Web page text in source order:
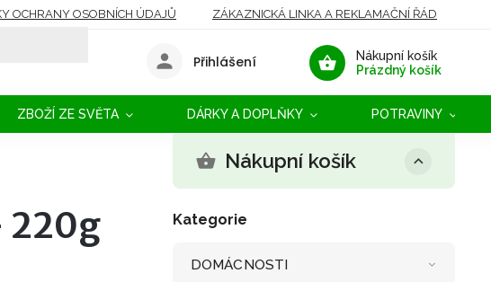
OCHRANY OSOBNÍCH ÚDAJŮ ZÁKAZNICKÁ LINKA A REKLAMAČNÍ ŘÁD
Nákupní košík
Prázdný košík
Přihlášení
ZBOŽÍ ZE SVĚTA DÁRKY A DOPLŇKY POTRAVINY
Nákupní košík
Kategorie
DOMÁCNOSTI
220g